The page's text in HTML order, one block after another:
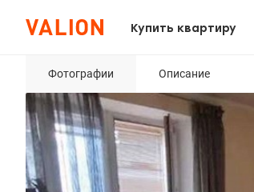
Купить квартиру
Фотографии Описание